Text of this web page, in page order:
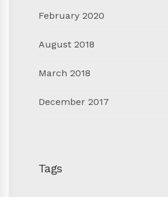
February 2020
August 2018
March 2018
December 2017
Tags